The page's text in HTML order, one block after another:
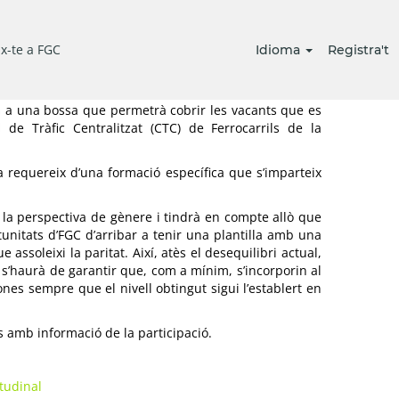
te a FGC Idioma Registra't
A UN CURS DE FORMACIÓ D’AGENT DEL
CENTRALITZAT (CTC)
a una bossa que permetrà cobrir les vacants que es
Tràfic Centralitzat (CTC) de Ferrocarrils de la
d’una formació específica que s’imparteix
perspectiva de gènere i tindrà en compte allò que
d’FGC d’arribar a tenir una plantilla amb una
assoleixi la paritat. Així, atès el desequilibri actual,
de garantir que, com a mínim, s’incorporin al
sempre que el nivell obtingut sigui l’establert en
amb informació de la participació.